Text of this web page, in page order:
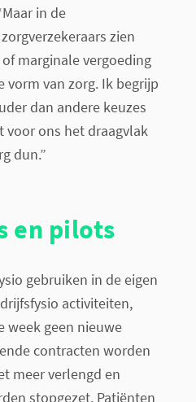
in de
zien
marginale vergoeding
vorm van zorg. Ik begrijp
dan andere keuzes
voor ons het draagvlak
dun.”
en pilots
gebruiken in de eigen
activiteiten,
week geen nieuwe
contracten worden
meer verlengd en
stopgezet. Patiënten